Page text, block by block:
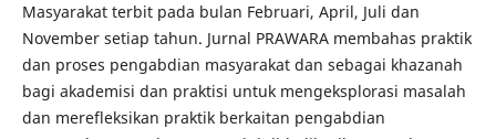
Masyarakat terbit pada bulan Februari, April, Juli dan
November setiap tahun. Jurnal PRAWARA membahas praktik
dan proses pengabdian masyarakat dan sebagai khazanah
bagi akademisi dan praktisi untuk mengeksplorasi masalah
dan merefleksikan praktik berkaitan pengabdian